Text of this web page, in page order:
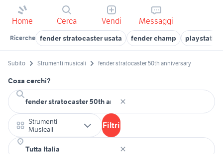
Home Cerca Vendi Messaggi
Ricerche fender stratocaster usata fender champ
Subito Strumenti musicali fender stratocaster 50th anniversary
Cosa cerchi?
Strumenti
Musicali
Filtri